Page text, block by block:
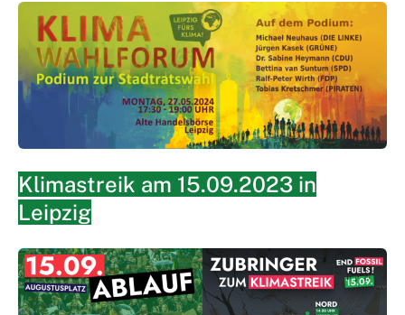
Klimastreik am 15.09.2023 in
Leipzig